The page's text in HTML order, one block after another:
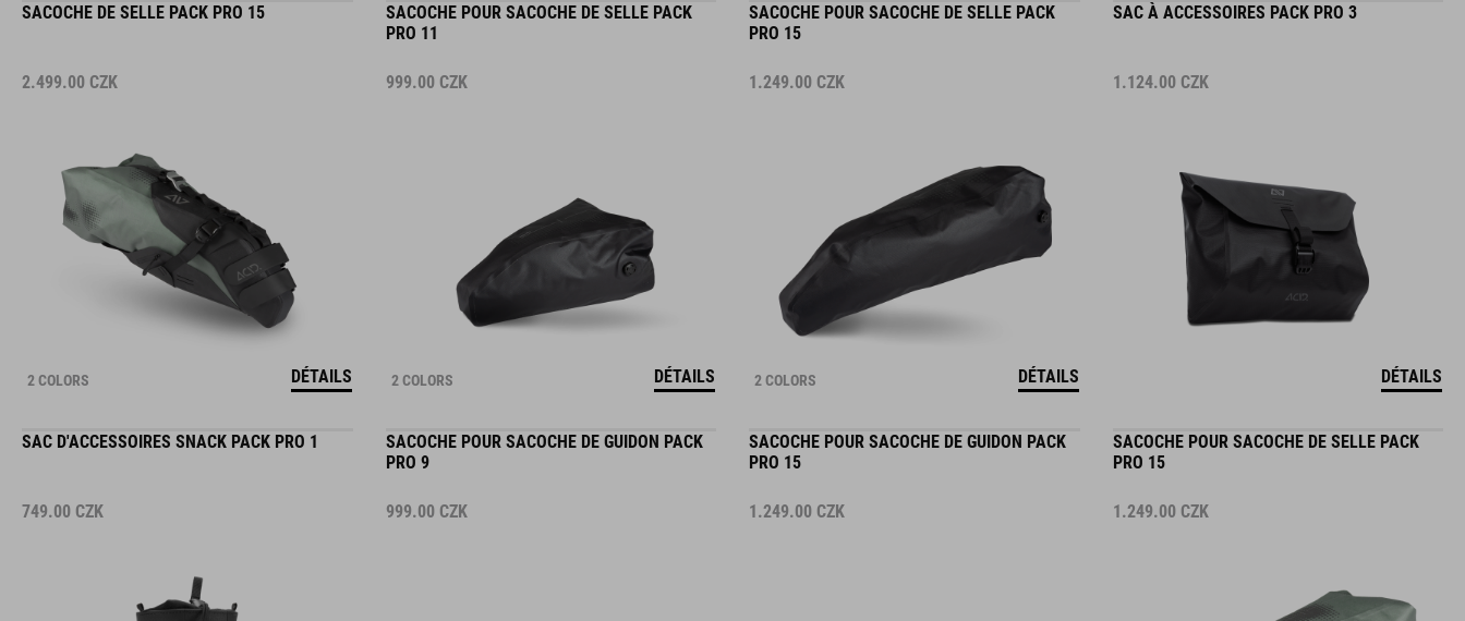
SACOCHE DE SELLE PACK PRO 15
2.499.00 CZK
2 COLORS DÉTAILS
SACOCHE POUR SACOCHE DE SELLE PACK
PRO 11
999.00 CZK
2 COLORS DÉTAILS
SACOCHE POUR SACOCHE DE SELLE PACK
PRO 15
1.249.00 CZK
2 COLORS DÉTAILS
SAC À ACCESSOIRES PACK PRO 3
1.124.00 CZK
DÉTAILS
SAC D'ACCESSOIRES SNACK PACK PRO 1
749.00 CZK
SACOCHE POUR SACOCHE DE GUIDON PACK
PRO 9
999.00 CZK
SACOCHE POUR SACOCHE DE GUIDON PACK
PRO 15
1.249.00 CZK
SACOCHE POUR SACOCHE DE SELLE PACK
PRO 15
1.249.00 CZK